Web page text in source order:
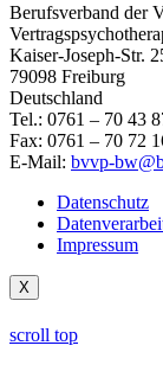
Berufsverband der
Kaiser-Joseph-Str.
79098 Freiburg
Deutschland
Tel.: 0761 – 70 43
Fax: 0761 – 70 72
E-Mail: bvvp-
Datenschutz
Impressum
X
scroll top